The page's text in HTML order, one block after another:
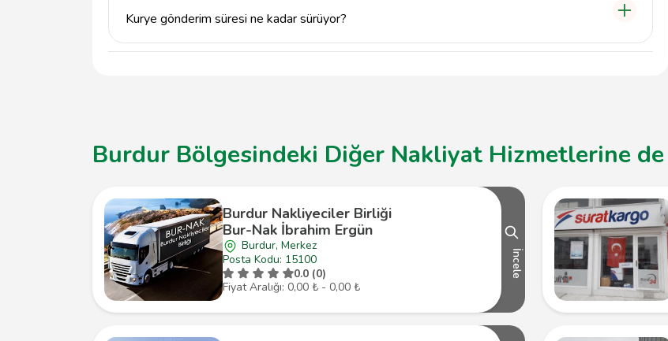
Kurye gönderim süresi ne kadar sürüyor?
Gönderim süresi, gönderinin türüne ve teslimat adresine bağlı olarak değişiklik göstermektedir.
Burdur Bölgesindeki Diğer Nakliyat Hizmetlerine
Burdur Nakliyeciler Birliği
Bur-Nak İbrahim Ergün
Burdur, Merkez
Posta Kodu: 15100
0.0 (0)
Fiyat Aralığı: 0,00 ₺ - 0,00 ₺
İncele